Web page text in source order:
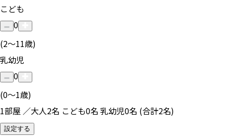
こども
0
(2〜11歳)
乳幼児
0
(0〜1歳)
1部屋 ／大人2名 こども0名 乳幼児0名 (合計2名)
設定する